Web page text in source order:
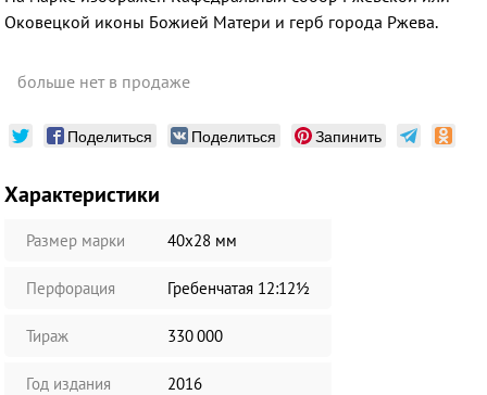
Оковецкой иконы Божией Матери и герб города Ржева.
больше нет в продаже
Поделиться Поделиться Запинить
Характеристики
Размер марки 40х28 мм
Перфорация Гребенчатая 12:12½
Тираж 330 000
Год издания 2016